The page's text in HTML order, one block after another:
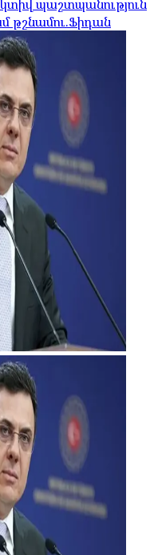
պաշտպանություն
թշնամու.Ֆիդան